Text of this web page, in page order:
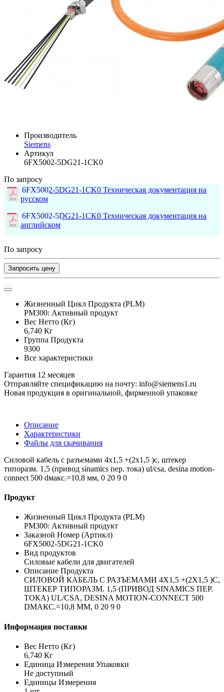
Производитель
Siemens
Артикул
6FX5002-5DG21-1CK0
По запросу
6FX5002-5DG21-1CK0 Техническая документация на
русском
6FX5002-5DG21-1CK0 Техническая документация на
английском
По запросу
Запросить цену
Жизненный Цикл Продукта (PLM)
PM300: Активный продукт
Вес Нетто (Кг)
6,740 Кг
Группа Продукта
9300
Все характеристики
Гарантия 12 месяцев
Отправляйте спецификацию на почту: info@siemens1.ru
Новая продукция в оригинальной, фирменной упаковке
Описание
Характеристики
Файлы для скачивания
Силовой кабель с разъемами 4x1,5 +(2x1,5 )c, штекер
типоразм. 1,5 (привод sinamics пер. тока) ul/csa, desina motion-
connect 500 dмакс.=10,8 мм, 0 20 9 0
Продукт
Жизненный Цикл Продукта (PLM)
PM300: Активный продукт
Заказной Номер (Артикл)
6FX5002-5DG21-1CK0
Вид продуктов
Силовые кабели для двигателей
Описание Продукта
СИЛОВОЙ КАБЕЛЬ С РАЗЪЕМАМИ 4X1,5 +(2X1,5 )C,
ШТЕКЕР ТИПОРАЗМ. 1,5 (ПРИВОД SINAMICS ПЕР.
ТОКА) UL/CSA, DESINA MOTION-CONNECT 500
DМАКС.=10,8 ММ, 0 20 9 0
Информация поставки
Вес Нетто (Кг)
6,740 Кг
Единица Измерения Упаковки
Не доступный
Единицы Измерения